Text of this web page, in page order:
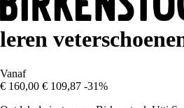
leren
Vanaf
€ 160,00 € 109,87 -31%